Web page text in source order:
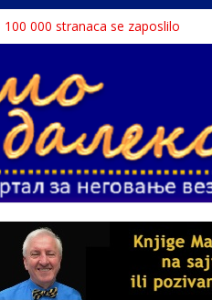
000 stranaca se zaposlilo
народним непријатељем
odnela u Rumuniju
medija